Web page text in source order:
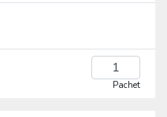
Pachet